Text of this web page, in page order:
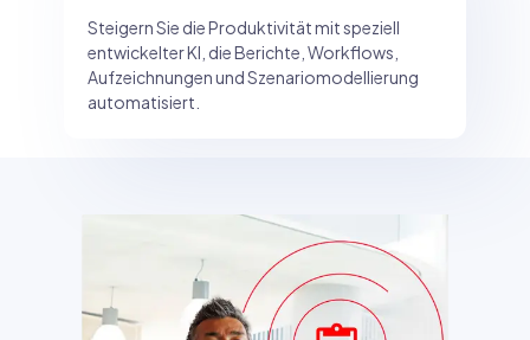
Steigern Sie die Produktivität mit speziell
entwickelter KI, die Berichte, Workflows,
Aufzeichnungen und Szenariomodellierung
automatisiert.